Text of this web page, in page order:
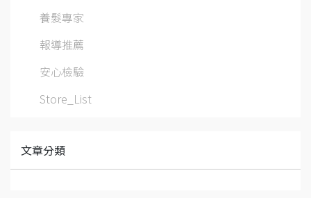
養髮專家
報導推薦
安心檢驗
Store_List
文章分類